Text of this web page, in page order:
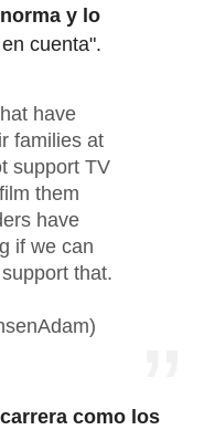
y lo
cuenta".
have
families at
support TV
them
have
if we can
that.
como los